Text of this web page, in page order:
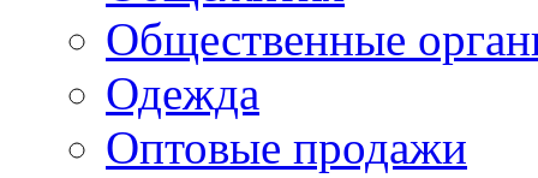
Общественные
Одежда
Оптовые продажи